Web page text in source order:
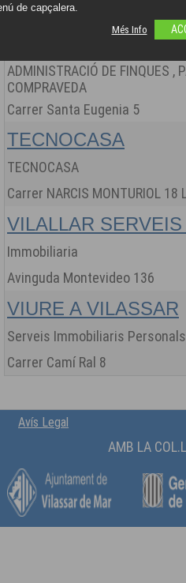
Carrer Narcís Monturiol 160
STUDI
ADMINISTRACIÓ DE FINQUES ,
COMPRAVEDA
Carrer Santa Eugenia 5
TECNOCASA
TECNOCASA
Carrer NARCIS MONTURIOL 18
VILALLAR
Immobiliaria
Avinguda Montevideo 136
VIURE A VILASSAR
Serveis Immobiliaris Personals
Carrer Camí Ral 8
Avís Legal
AMB LA
de capçalera.
Més Info